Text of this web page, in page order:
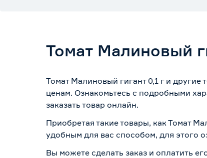
Томат Малиновый
Томат Малиновый гигант 0,1 г и
ценам. Ознакомьтесь с подробными
заказать товар онлайн.
Приобретая такие товары, как Томат
удобным для вас способом, для этого
Вы можете сделать заказ и оплатить